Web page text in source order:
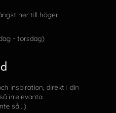
ner till höger
- torsdag)
inspiration, direkt i din
irrelevanta
så...)